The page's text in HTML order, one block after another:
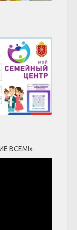
ВСЕМ!»